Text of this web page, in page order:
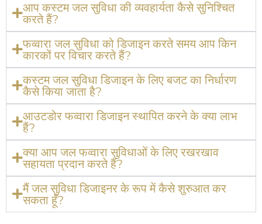
आप कस्टम जल सुविधा की व्यवहार्यता कैसे सुनिश्चित
करते हैं?
फव्वारा जल सुविधा को डिजाइन करते समय आप किन
कारकों पर विचार करते हैं?
कस्टम जल सुविधा डिजाइन के लिए बजट का निर्धारण
कैसे किया जाता है?
आउटडोर फव्वारा डिजाइन स्थापित करने के क्या लाभ
हैं?
क्या आप जल फव्वारा सुविधाओं के लिए रखरखाव
सहायता प्रदान करते हैं?
मैं जल सुविधा डिजाइनर के रूप में कैसे शुरुआत कर
सकता हूँ?